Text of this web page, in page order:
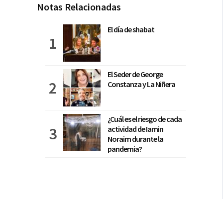
Notas Relacionadas
El día de shabat
El Seder de George
Constanza y La Niñera
¿Cuál es el riesgo de cada
actividad de Iamin
Noraim durante la
pandemia?